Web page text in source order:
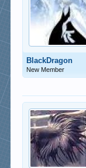
BlackDragon
New Member